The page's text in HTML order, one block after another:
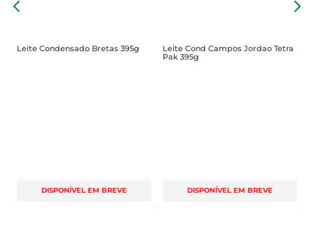
Leite Condensado Bretas 395g
DISPONÍVEL EM BREVE
Leite Cond Campos Jordao Tetra
Pak 395g
DISPONÍVEL EM BREVE